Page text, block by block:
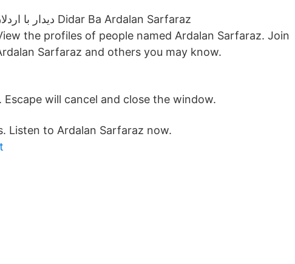
the profiles of people named Ardalan Sarfaraz. Join
Sarfaraz and others you may know.
will cancel and close the window.
Listen to Ardalan Sarfaraz now.